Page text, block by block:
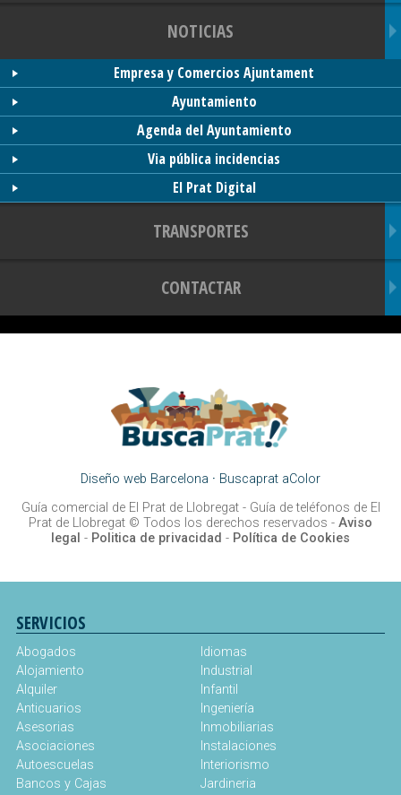
NOTICIAS
Empresa y Comercios Ajuntament
Ayuntamiento
Agenda del Ayuntamiento
Via pública incidencias
El Prat Digital
TRANSPORTES
CONTACTAR
Diseño web Barcelona · Buscaprat aColor
Guía comercial de El Prat de Llobregat - Guía de teléfonos de El
Prat de Llobregat © Todos los derechos reservados - Aviso
legal - Politica de privacidad - Política de Cookies
SERVICIOS
Abogados
Alojamiento
Alquiler
Anticuarios
Asesorias
Asociaciones
Autoescuelas
Bancos y Cajas
Idiomas
Industrial
Infantil
Ingeniería
Inmobiliarias
Instalaciones
Interiorismo
Jardineria